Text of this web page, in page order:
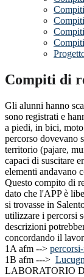
Compiti di
Gli alunni hanno
sono registrati e
a piedi, in bici,
percorso dovevano
territorio (pajare,
capaci di suscitare
elementi andavano
Questo compito di
dato che l'APP è
si trovasse in
utilizzare i percorsi
descrizioni
concordando il
1A afm -->
1B afm --->
LABORATORIO